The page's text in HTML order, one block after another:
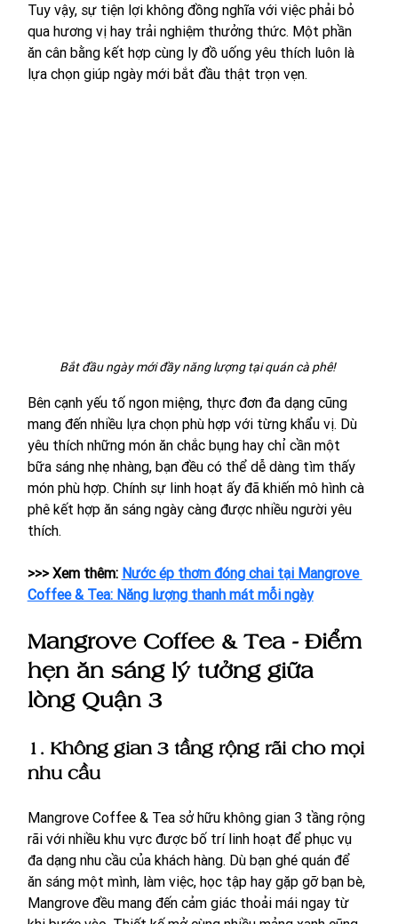
Tuy vậy, sự tiện lợi không đồng nghĩa với việc phải bỏ
qua hương vị hay trải nghiệm thưởng thức. Một phần
ăn cân bằng kết hợp cùng ly đồ uống yêu thích luôn là
lựa chọn giúp ngày mới bắt đầu thật trọn vẹn.
Bắt đầu ngày mới đầy năng lượng tại quán cà phê!
Bên cạnh yếu tố ngon miệng, thực đơn đa dạng cũng
mang đến nhiều lựa chọn phù hợp với từng khẩu vị. Dù
yêu thích những món ăn chắc bụng hay chỉ cần một
bữa sáng nhẹ nhàng, bạn đều có thể dễ dàng tìm thấy
món phù hợp. Chính sự linh hoạt ấy đã khiến mô hình cà
phê kết hợp ăn sáng ngày càng được nhiều người yêu
thích.
>>> Xem thêm: Nước ép thơm đóng chai tại Mangrove
Coffee & Tea: Năng lượng thanh mát mỗi ngày
Mangrove Coffee & Tea - Điểm
hẹn ăn sáng lý tưởng giữa
lòng Quận 3
1. Không gian 3 tầng rộng rãi cho mọi
nhu cầu
Mangrove Coffee & Tea sở hữu không gian 3 tầng rộng
rãi với nhiều khu vực được bố trí linh hoạt để phục vụ
đa dạng nhu cầu của khách hàng. Dù bạn ghé quán để
ăn sáng một mình, làm việc, học tập hay gặp gỡ bạn bè,
Mangrove đều mang đến cảm giác thoải mái ngay từ